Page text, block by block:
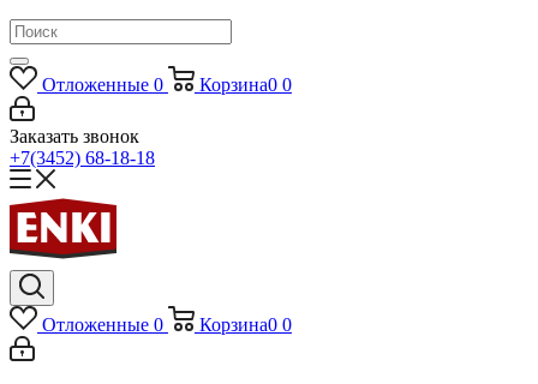
Отложенные 0 Корзина0 0
Заказать звонок
+7(3452) 68-18-18
Отложенные 0 Корзина0 0